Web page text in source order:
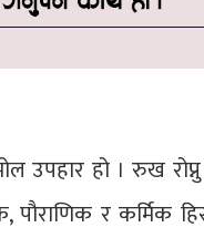
हो । रुख रोप्नु
र कर्मिक